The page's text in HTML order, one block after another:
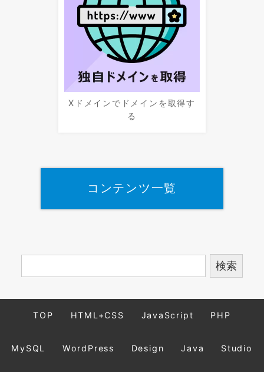
Xドメインでドメインを取得す
る
コンテンツ一覧
TOP HTML+CSS JavaScript PHP
MySQL WordPress Design Java Studio